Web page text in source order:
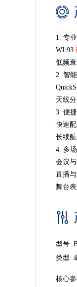
1. 专
WL93
低频
2. 智
天线
3. 便
快速
长续
4. 多
会议
直播
舞台
型号:
类型:
核心